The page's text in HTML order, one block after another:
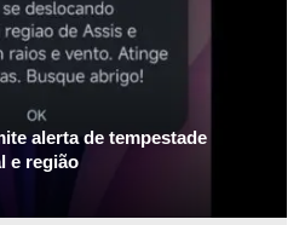
alerta de tempestade
e região